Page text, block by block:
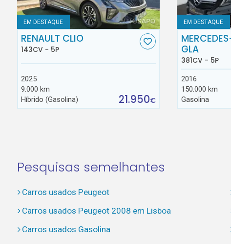
EM DESTAQUE
RENAULT CLIO
143CV - 5P
2025
9.000 km
Híbrido (Gasolina)
21.950€
EM DESTAQUE
GLA
381CV - 5P
2016
150.000 km
Gasolina
Pesquisas semelhantes
Carros usados Peugeot
Carros usados Peugeot 2008 em Lisboa
Carros usados Gasolina